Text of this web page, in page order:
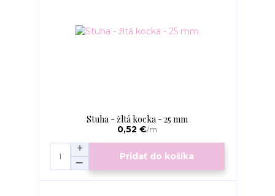
Stuha - žltá kocka - 25 mm
0,52 €/m
Pridať do košíka